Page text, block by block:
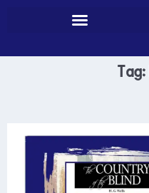
Tag: